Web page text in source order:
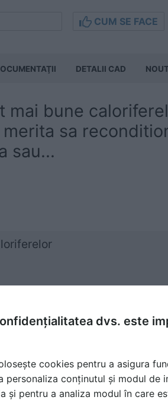
CUM SE FACE
DETALII CAD
mai bune
sa
sau...
din fonta decat cele din
bine il inlocuiesti?
dvs. este
cookies pentru a asigura
personaliza conținutul și modul de
și pentru a analiza modul în care